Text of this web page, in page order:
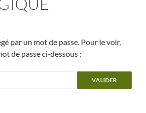
par un mot de passe. Pour le voir,
de passe ci-dessous :